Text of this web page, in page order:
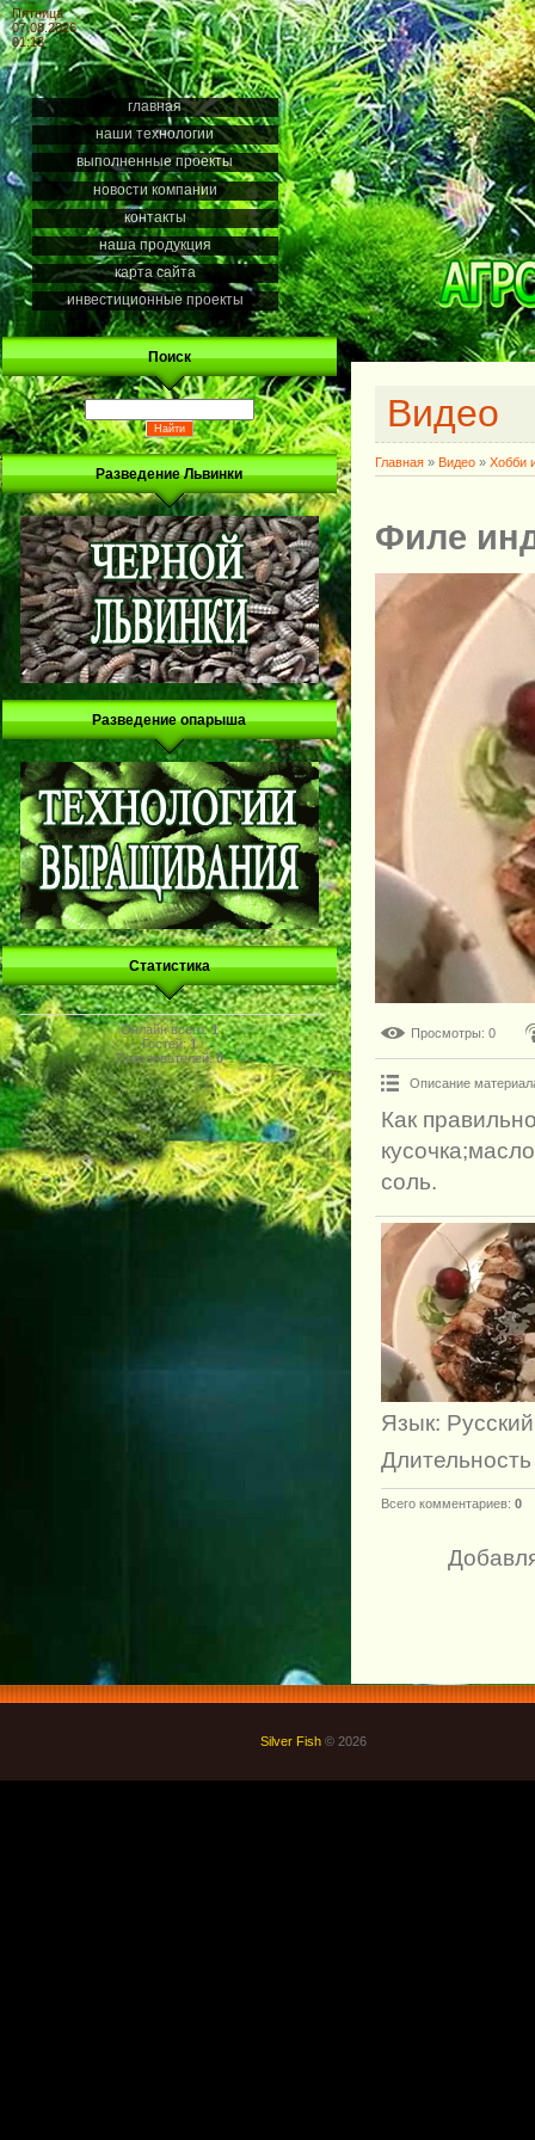
Пятница
07.08.2026
01:13
главная
наши технологии
выполненные проекты
новости компании
контакты
наша продукция
карта сайта
инвестиционные проекты
Поиск
Разведение Львинки
Разведение опарыша
Статистика
Онлайн всего:1
Гостей:1
Пользователей:0
Видео
Главная » Видео » Хобби
Филе
Просмотры: 0
Описание
Как
соль.
Язык: Русский
Всего комментариев: 0
Silver Fish © 2026